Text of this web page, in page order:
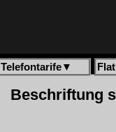
Telefontarife▼
Beschriftung